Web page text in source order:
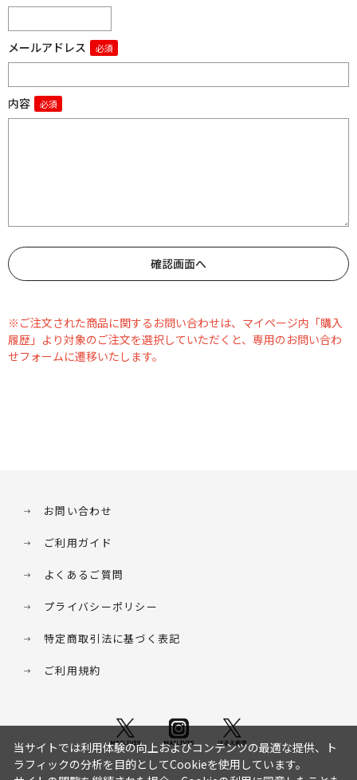
メールアドレス
内容
※ご注文された商品に関するお問い合わせは、マイページ内「購入
履歴」より対象のご注文を選択していただくと、専用のお問い合わ
せフォームに遷移いたします。
お問い合わせ
ご利用ガイド
よくあるご質問
プライバシーポリシー
特定商取引法に基づく表記
ご利用規約
当サイトでは利用体験の向上およびコンテンツの最適な提供、ト
ラフィックの分析を目的としてCookieを使用しています。